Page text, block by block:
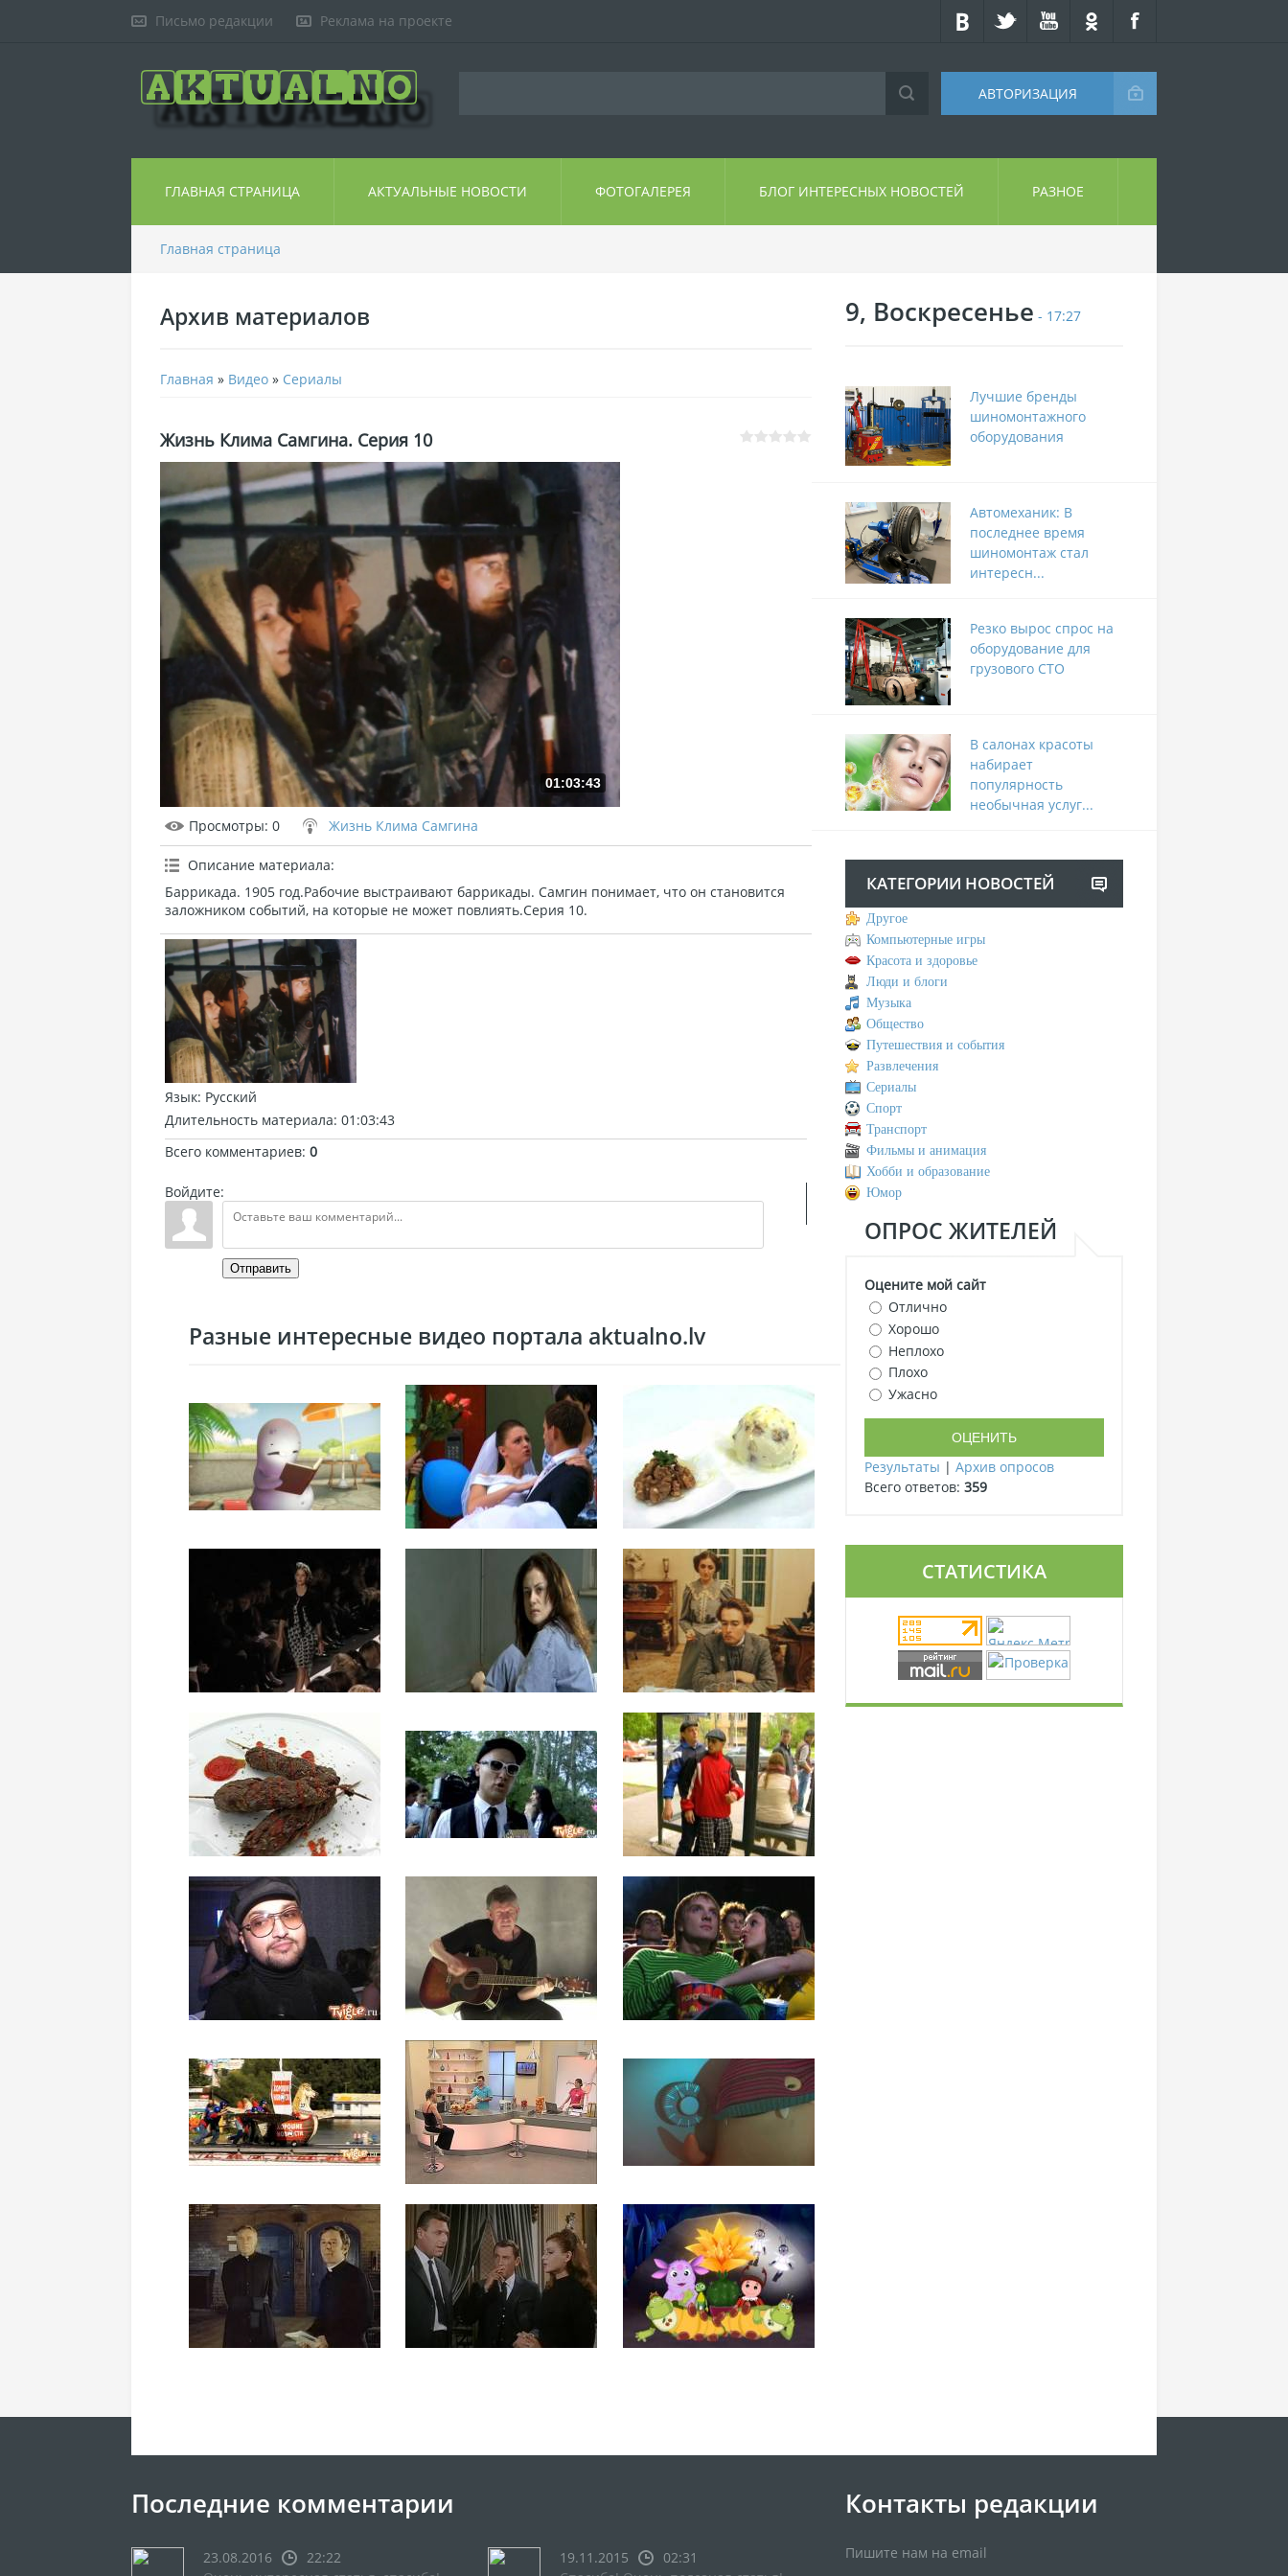
Письмо редакции Реклама на проекте
АВТОРИЗАЦИЯ
ГЛАВНАЯ СТРАНИЦА АКТУАЛЬНЫЕ НОВОСТИ ФОТОГАЛЕРЕЯ БЛОГ ИНТЕРЕСНЫХ НОВОСТЕЙ РАЗНОЕ
Главная страница
Архив материалов
Главная » Видео » Сериалы
Жизнь Клима Самгина. Серия 10
01:03:43
Просмотры: 0 Жизнь Клима Самгина
Описание материала:
Баррикада. 1905 год.Рабочие выстраивают баррикады. Самгин понимает, что он становится
заложником событий, на которые не может повлиять.Серия 10.
Язык: Русский
Длительность материала: 01:03:43
Всего комментариев: 0
Войдите:
Отправить
Разные интересные видео портала aktualno.lv
9, Воскресенье - 17:27
Лучшие бренды
шиномонтажного
оборудования
Автомеханик: В
последнее время
шиномонтаж стал
интересн...
Резко вырос спрос на
оборудование для
грузового СТО
В салонах красоты
набирает
популярность
необычная услуг...
КАТЕГОРИИ НОВОСТЕЙ
Другое
Компьютерные игры
Красота и здоровье
Люди и блоги
Музыка
Общество
Путешествия и события
Развлечения
Сериалы
Спорт
Транспорт
Фильмы и анимация
Хобби и образование
Юмор
ОПРОС ЖИТЕЛЕЙ
Оцените мой сайт
Отлично
Хорошо
Неплохо
Плохо
Ужасно
Результаты | Архив опросов
Всего ответов: 359
СТАТИСТИКА
Последние комментарии
23.08.2016
22:22
19.11.2015
02:31
Контакты редакции
Пишите нам на email